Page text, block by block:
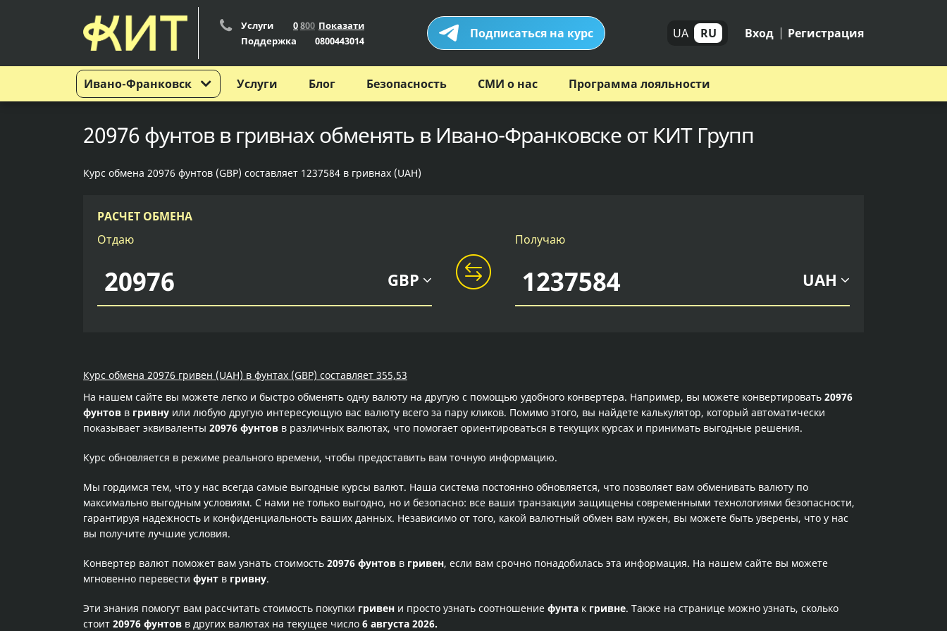
Ивано-Франковск
Услуги 0800 Показати
Поддержка
0800443014 Подписаться на курс UA RU Вход Регистрация
Услуги Блог Безопасность СМИ о нас Программа лояльности
20976 фунтов в гривнах обменять в Ивано-Франковске от КИТ Групп
Курс обмена 20976 фунтов (GBP) составляет 1237584 в гривнах (UAH)
РАСЧЕТ ОБМЕНА
Отдаю
GBP
Получаю
UAH
Курс обмена 20976 гривен (UAH) в фунтах (GBP) составляет 355,53
На нашем сайте вы можете легко и быстро обменять одну валюту на другую с помощью удобного конвертера. Например, вы можете конвертировать 20976
фунтов в гривну или любую другую интересующую вас валюту всего за пару кликов. Помимо этого, вы найдете калькулятор, который автоматически
показывает эквиваленты 20976 фунтов в различных валютах, что помогает ориентироваться в текущих курсах и принимать выгодные решения.
Курс обновляется в режиме реального времени, чтобы предоставить вам точную информацию.
Мы гордимся тем, что у нас всегда самые выгодные курсы валют. Наша система постоянно обновляется, что позволяет вам обменивать валюту по
максимально выгодным условиям. С нами не только выгодно, но и безопасно: все ваши транзакции защищены современными технологиями безопасности,
гарантируя надежность и конфиденциальность ваших данных. Независимо от того, какой валютный обмен вам нужен, вы можете быть уверены, что у нас
вы получите лучшие условия.
Конвертер валют поможет вам узнать стоимость 20976 фунтов в гривен, если вам срочно понадобилась эта информация. На нашем сайте вы можете
мгновенно перевести фунт в гривну.
Эти знания помогут вам рассчитать стоимость покупки гривен и просто узнать соотношение фунта к гривне. Также на странице можно узнать, сколько
стоит 20976 фунтов в других валютах на текущее число 6 августа 2026.